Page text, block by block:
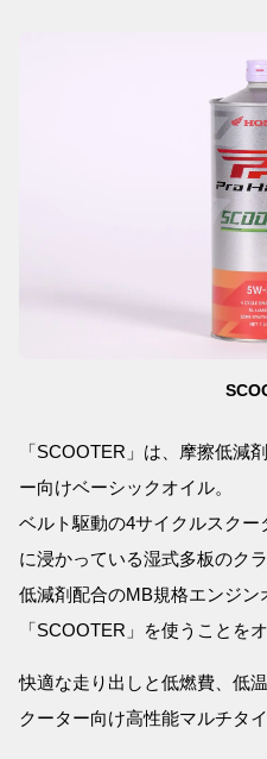
「SCOOTER」は、摩擦低減
ー向けベーシックオイル。
ベルト駆動の4サイクルスク
に浸かっている湿式多板のク
低減剤配合のMB規格エンジン
「SCOOTER」を使うことを
快適な走り出しと低燃費、低
クーター向け高性能マルチタ